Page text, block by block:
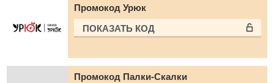
Промокод Урюк
ПОКАЗАТЬ КОД
Промокод Палки-Скалки